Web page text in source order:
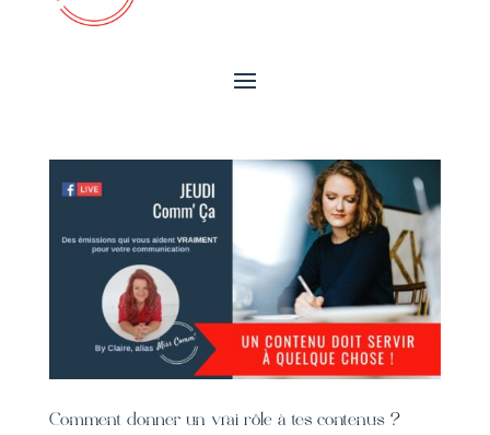
Comment donner un vrai rôle à tes contenus ?